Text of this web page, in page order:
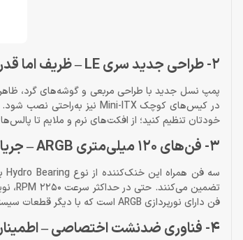
2- طراحی جدید سری LE – ظریف اما قدرتمند
خودتان تنظیم کنید؛ از افکت‌های نرم و ملایم تا
3- فن‌های 120 میلی‌متری ARGB – جریان هوا، سکوت و زیبایی
فن دارای نورپردازی ARGB است که با دیگر قطعات سیستم هماهنگ شده و جلوه‌ای یکپارچه ایجاد می‌کند.
4- فناوری ضدنشت اختصاصی – اطمینان در استفاده‌ی طولانی‌مدت